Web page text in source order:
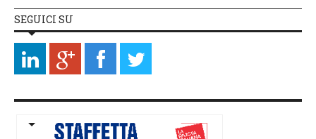
SEGUICI SU